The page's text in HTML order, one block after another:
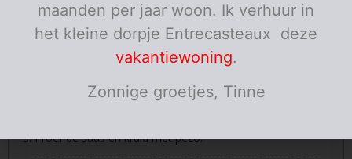
Doe de room, de mascarpone en de gorgonzola
samen in een steelpannetje en laat op een zacht
vuurtje smelten.
Roer goed door, wanneer er eventueel nog wat brokjes
inzitten! Zet er dan eventjes de staafmixer in!
Proef de saus en kruid met pezo.
maanden per jaar woon. Ik verhuur in
het kleine dorpje Entrecasteaux deze
vakantiewoning.
Zonnige groetjes, Tinne